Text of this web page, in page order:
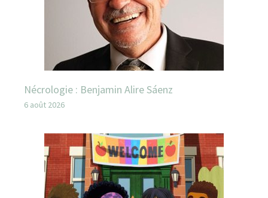
Nécrologie : Benjamin Alire Sáenz
6 août 2026